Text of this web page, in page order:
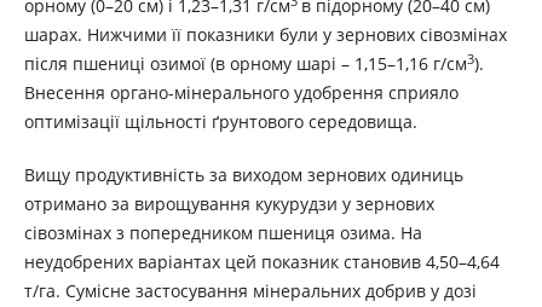
орному (0–20 см) і 1,23–1,31 г/см в підорному (20–40 см)
шарах. Нижчими її показники були у зернових сівозмінах
після пшениці озимої (в орному шарі – 1,15–1,16 г/см3).
Внесення органо-мінерального удобрення сприяло
оптимізації щільності ґрунтового середовища.
Вищу продуктивність за виходом зернових одиниць
отримано за вирощування кукурудзи у зернових
сівозмінах з попередником пшениця озима. На
неудобрених варіантах цей показник становив 4,50–4,64
т/га. Сумісне застосування мінеральних добрив у дозі